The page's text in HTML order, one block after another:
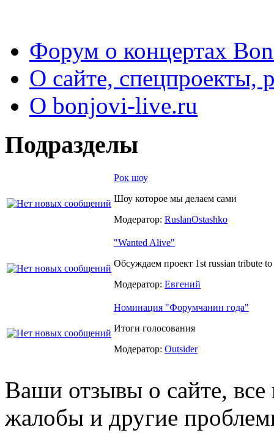
Форум о концертах
О сайте, спецпроекты,
О bonjovi-live.ru
Подразделы
Рок шоу
Шоу которое мы делаем сами
Модератор: RuslanOstashko
"Wanted Alive"
Обсуждаем проект 1st russian tribute
Модератор: Евгений
Номинация "Форумчанин года"
Итоги голосования
Модератор: Outsider
Ваши отзывы о сайте,
жалобы и другие